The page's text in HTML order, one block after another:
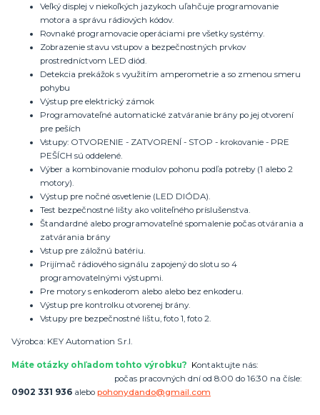
Veľký displej v niekoľkých jazykoch uľahčuje programovanie
motora a správu rádiových kódov.
Rovnaké programovacie operáciami pre všetky systémy.
Zobrazenie stavu vstupov a bezpečnostných prvkov
prostredníctvom LED diód.
Detekcia prekážok s využitím amperometrie a so zmenou smeru
pohybu
Výstup pre elektrický zámok
Programovateľné automatické zatváranie brány po jej otvorení
pre peších
Vstupy: OTVORENIE - ZATVORENÍ - STOP - krokovanie - PRE
PEŠÍCH sú oddelené.
Výber a kombinovanie modulov pohonu podľa potreby (1 alebo 2
motory).
Výstup pre nočné osvetlenie (LED DIÓDA).
Test bezpečnostné lišty ako voliteľného príslušenstva.
Štandardné alebo programovateľné spomalenie počas otvárania a
zatvárania brány
Vstup pre záložnú batériu.
Prijímač rádiového signálu zapojený do slotu so 4
programovatelnými výstupmi.
Pre motory s enkoderom alebo alebo bez enkoderu.
Výstup pre kontrolku otvorenej brány.
Vstupy pre bezpečnostné lištu, foto 1, foto 2.
Výrobca: KEY Automation S.r.l.
Máte otázky ohľadom tohto výrobku? Kontaktujte nás:
počas pracovných dní od 8:00 do 16:30 na čísle:
0902 331 936 alebo pohonydando@gmail.com